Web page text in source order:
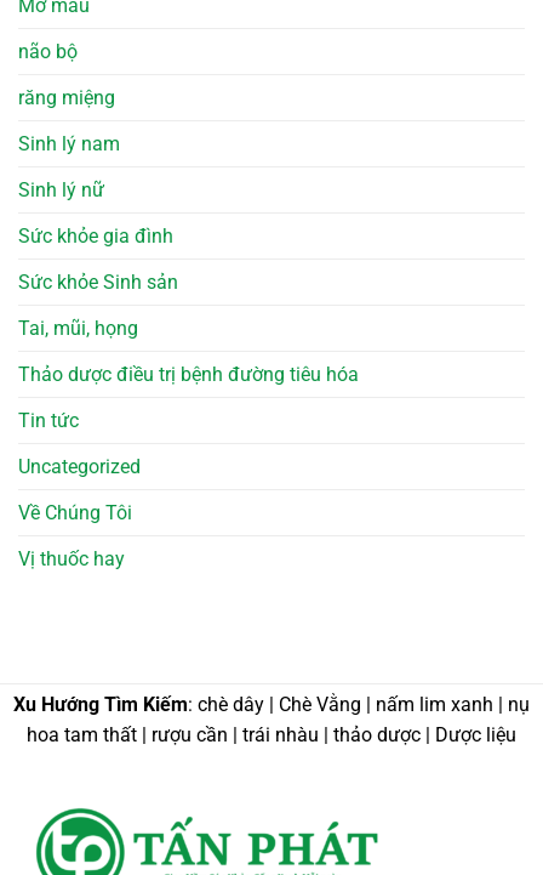
Mỡ máu
não bộ
răng miệng
Sinh lý nam
Sinh lý nữ
Sức khỏe gia đình
Sức khỏe Sinh sản
Tai, mũi, họng
Thảo dược điều trị bệnh đường tiêu hóa
Tin tức
Uncategorized
Về Chúng Tôi
Vị thuốc hay
Xu Hướng Tìm Kiếm: chè dây | Chè Vằng | nấm lim xanh | nụ
hoa tam thất | rượu cần | trái nhàu | thảo dược | Dược liệu